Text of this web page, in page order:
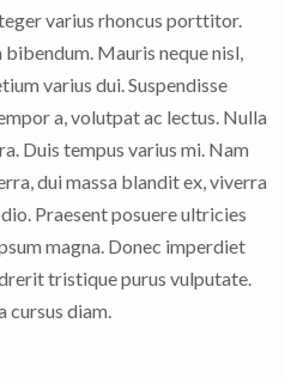
varius rhoncus porttitor.
Mauris neque nisl,
varius dui. Suspendisse
a, volutpat ac lectus. Nulla
Duis tempus varius mi. Nam
dui massa blandit ex, viverra
Praesent posuere ultricies
magna. Donec imperdiet
tristique purus vulputate.
cursus diam.